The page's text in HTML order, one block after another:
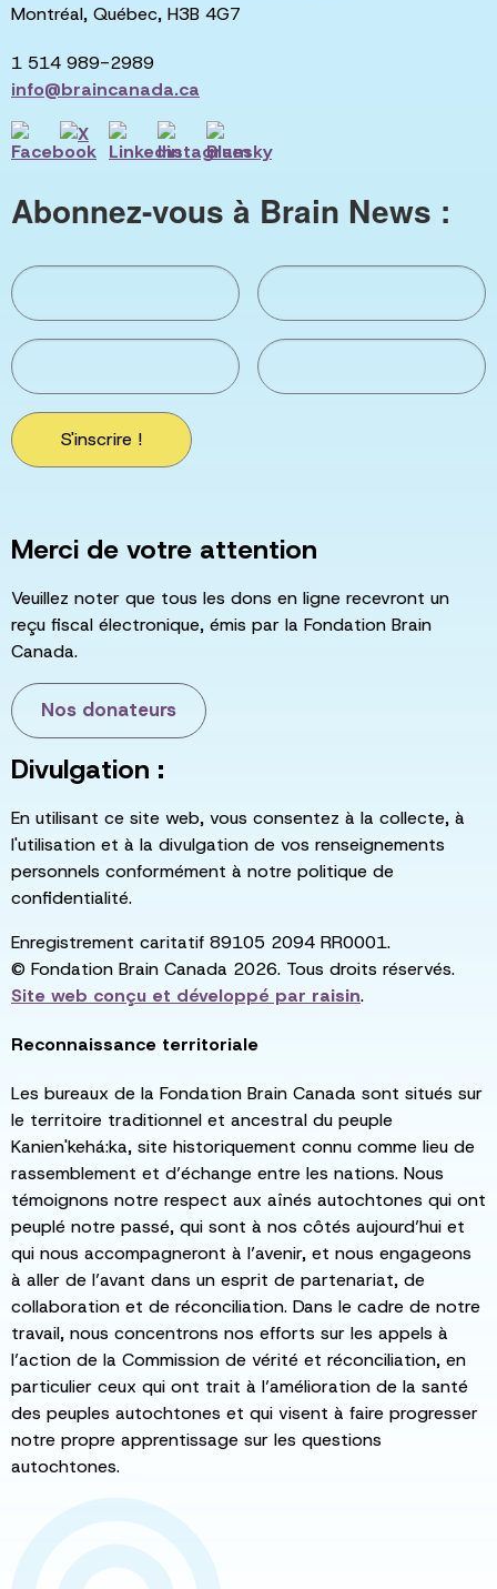
Montréal, Québec, H3B 4G7
1 514 989-2989
info@braincanada.ca
Abonnez-vous à Brain News :
S'inscrire !
Merci de votre attention
Veuillez noter que tous les dons en ligne recevront un
reçu fiscal électronique, émis par la Fondation Brain
Canada.
Nos donateurs
Divulgation :
En utilisant ce site web, vous consentez à la collecte, à
l'utilisation et à la divulgation de vos renseignements
personnels conformément à notre politique de
confidentialité.
Enregistrement caritatif 89105 2094 RR0001.
© Fondation Brain Canada 2026. Tous droits réservés.
Site web conçu et développé par raisin.
Reconnaissance territoriale
Les bureaux de la Fondation Brain Canada sont situés sur
le territoire traditionnel et ancestral du peuple
Kanien'kehá:ka, site historiquement connu comme lieu de
rassemblement et d’échange entre les nations. Nous
témoignons notre respect aux aînés autochtones qui ont
peuplé notre passé, qui sont à nos côtés aujourd’hui et
qui nous accompagneront à l’avenir, et nous engageons
à aller de l’avant dans un esprit de partenariat, de
collaboration et de réconciliation. Dans le cadre de notre
travail, nous concentrons nos efforts sur les appels à
l’action de la Commission de vérité et réconciliation, en
particulier ceux qui ont trait à l’amélioration de la santé
des peuples autochtones et qui visent à faire progresser
notre propre apprentissage sur les questions
autochtones.